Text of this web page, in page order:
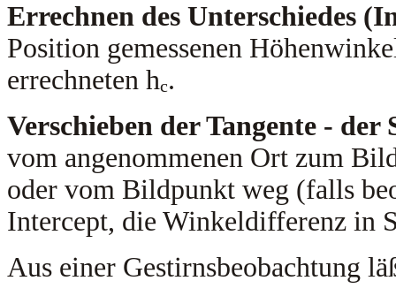
Errechnen des Unterschiedes
Position gemessenen
errechneten hc.
Verschieben der Tangente -
vom angenommenen Ort zum
oder vom Bildpunkt weg (falls
Intercept, die Winkeldifferenz in
Aus einer Gestirnsbeobachtung